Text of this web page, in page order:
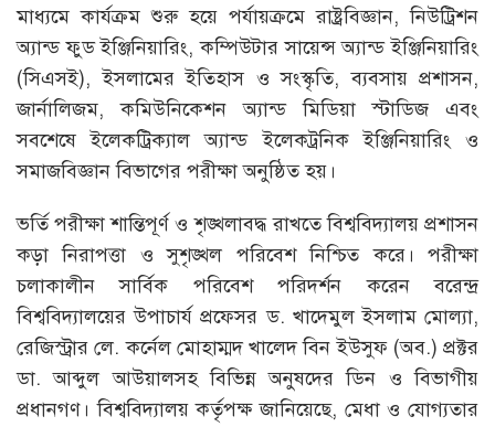
মাধ্যমে কার্যক্রম শুরু হয়ে পর্যায়ক্রমে রাষ্ট্রবিজ্ঞান, নিউট্রিশন
অ্যান্ড ফুড ইঞ্জিনিয়ারিং, কম্পিউটার সায়েন্স অ্যান্ড ইঞ্জিনিয়ারিং
(সিএসই), ইসলামের ইতিহাস ও সংস্কৃতি, ব্যবসায় প্রশাসন,
জার্নালিজম, কমিউনিকেশন অ্যান্ড মিডিয়া স্টাডিজ এবং
সবশেষে ইলেকট্রিক্যাল অ্যান্ড ইলেকট্রনিক ইঞ্জিনিয়ারিং ও
সমাজবিজ্ঞান বিভাগের পরীক্ষা অনুষ্ঠিত হয়।
ভর্তি পরীক্ষা শান্তিপূর্ণ ও শৃঙ্খলাবদ্ধ রাখতে বিশ্ববিদ্যালয় প্রশাসন
কড়া নিরাপত্তা ও সুশৃঙ্খল পরিবেশ নিশ্চিত করে। পরীক্ষা
চলাকালীন সার্বিক পরিবেশ পরিদর্শন করেন বরেন্দ্র
বিশ্ববিদ্যালয়ের উপাচার্য প্রফেসর ড. খাদেমুল ইসলাম মোল্যা,
রেজিস্ট্রার লে. কর্নেল মোহাম্মদ খালেদ বিন ইউসুফ (অব.) প্রক্টর
ডা. আব্দুল আউয়ালসহ বিভিন্ন অনুষদের ডিন ও বিভাগীয়
প্রধানগণ। বিশ্ববিদ্যালয় কর্তৃপক্ষ জানিয়েছে, মেধা ও যোগ্যতার